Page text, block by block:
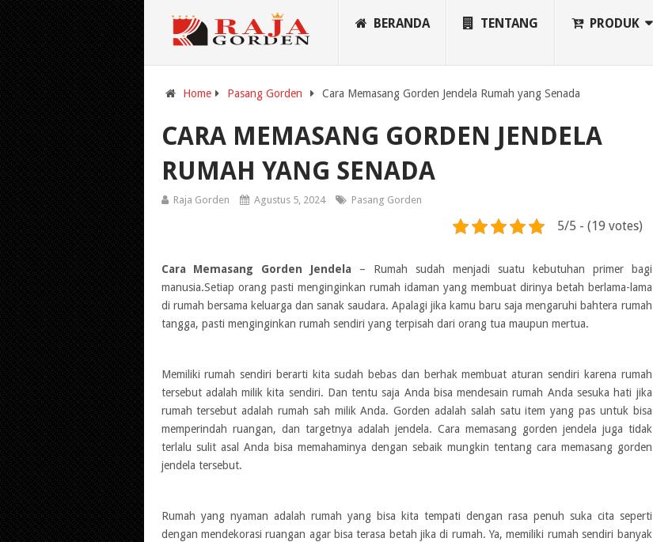
BERANDA TENTANG PRODUK
Home Pasang Gorden Cara Memasang Gorden Jendela Rumah yang Senada
CARA MEMASANG GORDEN JENDELA
RUMAH YANG SENADA
Raja Gorden Agustus 5, 2024 Pasang Gorden
5/5 - (19 votes)
Cara Memasang Gorden Jendela – Rumah sudah menjadi suatu kebutuhan primer bagi
manusia.Setiap orang pasti menginginkan rumah idaman yang membuat dirinya betah berlama-lama
di rumah bersama keluarga dan sanak saudara. Apalagi jika kamu baru saja mengaruhi bahtera rumah
tangga, pasti menginginkan rumah sendiri yang terpisah dari orang tua maupun mertua.
Memiliki rumah sendiri berarti kita sudah bebas dan berhak membuat aturan sendiri karena rumah
tersebut adalah milik kita sendiri. Dan tentu saja Anda bisa mendesain rumah Anda sesuka hati jika
rumah tersebut adalah rumah sah milik Anda. Gorden adalah salah satu item yang pas untuk bisa
memperindah ruangan, dan targetnya adalah jendela. Cara memasang gorden jendela juga tidak
terlalu sulit asal Anda bisa memahaminya dengan sebaik mungkin tentang cara memasang gorden
jendela tersebut.
Rumah yang nyaman adalah rumah yang bisa kita tempati dengan rasa penuh suka cita seperti
dengan mendekorasi ruangan agar bisa terasa betah jika di rumah. Ya, memiliki rumah sendiri banyak